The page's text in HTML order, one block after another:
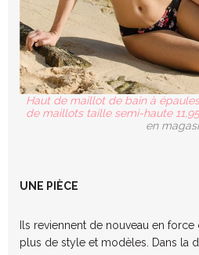
Haut de maillot de bain à
de maillots taille semi-haute
en
UNE PIÈCE
Ils reviennent de nouveau en
plus de style et modèles. Dans la